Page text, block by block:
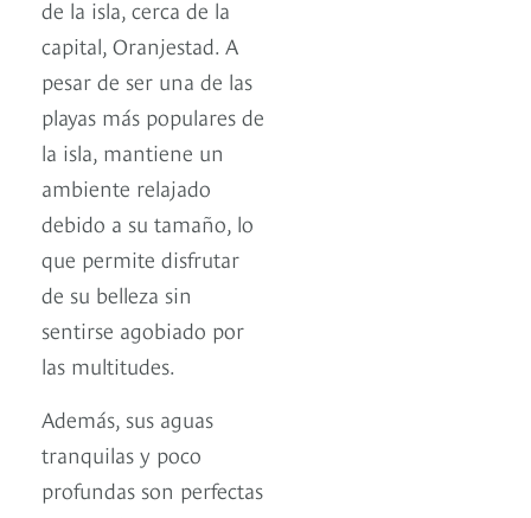
de la isla, cerca de la
capital, Oranjestad. A
pesar de ser una de las
playas más populares de
la isla, mantiene un
ambiente relajado
debido a su tamaño, lo
que permite disfrutar
de su belleza sin
sentirse agobiado por
las multitudes.
Además, sus aguas
tranquilas y poco
profundas son perfectas